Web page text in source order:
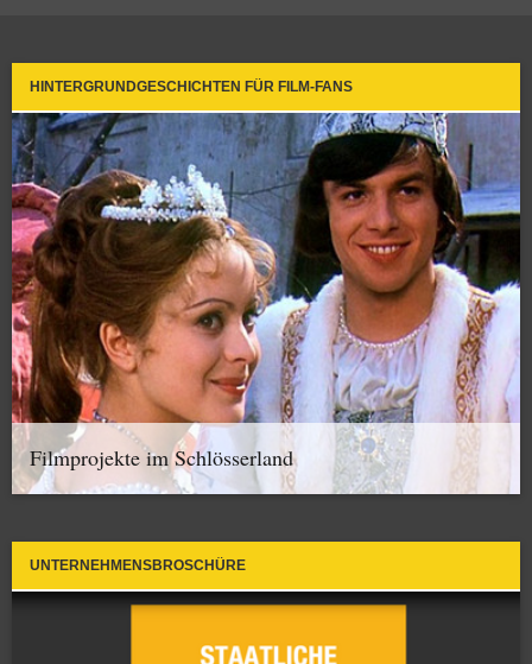
HINTERGRUNDGESCHICHTEN FÜR FILM-FANS
Filmprojekte im Schlösserland
UNTERNEHMENSBROSCHÜRE